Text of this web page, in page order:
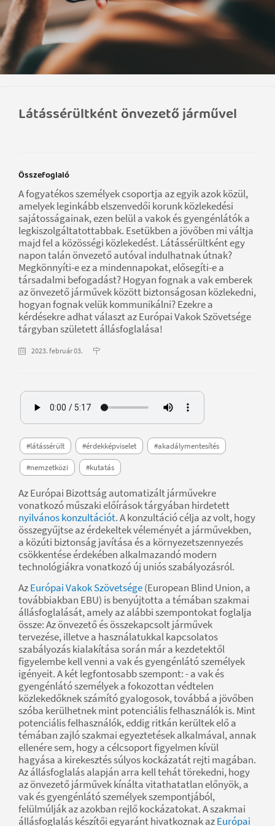
Látássérültként önvezető járművel
Összefoglaló
A fogyatékos személyek csoportja az egyik azok közül,
amelyek leginkább elszenvedői korunk közlekedési
sajátosságainak, ezen belül a vakok és gyengénlátók a
legkiszolgáltatottabbak. Esetükben a jövőben mi váltja
majd fel a közösségi közlekedést. Látássérültként egy
napon talán önvezető autóval indulhatnak útnak?
Megkönnyíti-e ez a mindennapokat, elősegíti-e a
társadalmi befogadást? Hogyan fognak a vak emberek
az önvezető járművek között biztonságosan közlekedni,
hogyan fognak velük kommunikálni? Ezekre a
kérdésekre adhat választ az Európai Vakok Szövetsége
tárgyban született állásfoglalása!
2023. február 03.
#látássérült #érdekképviselet #akadálymentesítés
#nemzetközi #kutatás
Az Európai Bizottság automatizált járművekre
vonatkozó műszaki előírások tárgyában hirdetett
nyilvános konzultációt. A konzultáció célja az volt, hogy
összegyűjtse az érdekeltek véleményét a járművekben,
a közúti biztonság javítása és a környezetszennyezés
csökkentése érdekében alkalmazandó modern
technológiákra vonatkozó új uniós szabályozásról.
AzEurópai Vakok Szövetsége(European Blind Union, a
továbbiakban EBU) is benyújtotta a témában szakmai
állásfoglalását, amely az alábbi szempontokat foglalja
össze: Az önvezető és összekapcsolt járművek
tervezése, illetve a használatukkal kapcsolatos
szabályozás kialakítása során már a kezdetektől
figyelembe kell venni a vak és gyengénlátó személyek
igényeit. A két legfontosabb szempont: - a vak és
gyengénlátó személyek a fokozottan védtelen
közlekedőknek számító gyalogosok, továbbá a jövőben
szóba kerülhetnek mint potenciális felhasználók is. Mint
potenciális felhasználók, eddig ritkán kerültek elő a
témában zajló szakmai egyeztetések alkalmával, annak
ellenére sem, hogy a célcsoport figyelmen kívül
hagyása a kirekesztés súlyos kockázatát rejti magában.
Az állásfoglalás alapján arra kell tehát törekedni, hogy
az önvezető járművek kínálta vitathatatlan előnyök, a
vak és gyengénlátó személyek szempontjából,
felülmúlják az azokban rejlő kockázatokat. A szakmai
állásfoglalás készítői egyaránt hivatkoznak azEurópai